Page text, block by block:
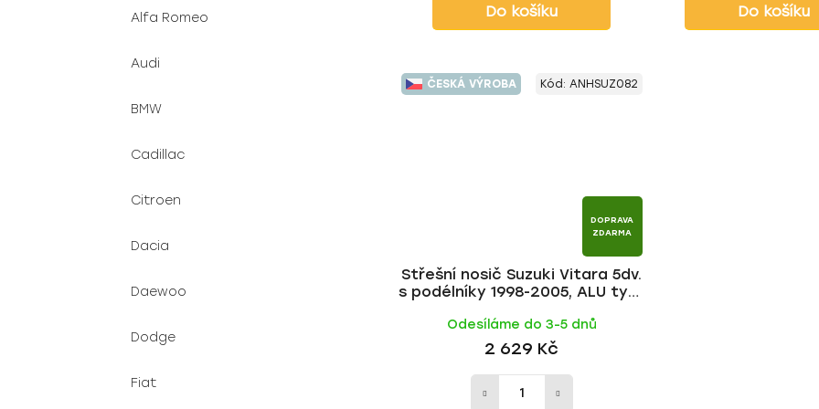
Alfa Romeo
Audi
BMW
Cadillac
Citroen
Dacia
Daewoo
Dodge
Fiat
Do košíku Do košíku
ČESKÁ VÝROBA
DOPRAVA
ZDARMA
Střešní nosič Suzuki Vitara 5dv.
s podélníky 1998-2005, ALU tyč |
Odesíláme do 3-5 dnů
2 629 Kč
Kód: ANHSUZ082